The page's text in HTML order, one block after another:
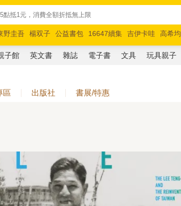
野圭吾 楊双子 公益書包 16647續集 吉伊卡哇 高希均
賽 路邊攤新作 馬斯克 玩具總動員5 超慢跑
子館 英文書 雜誌 電子書 文具 玩具親子
區 出版社 書展/特惠